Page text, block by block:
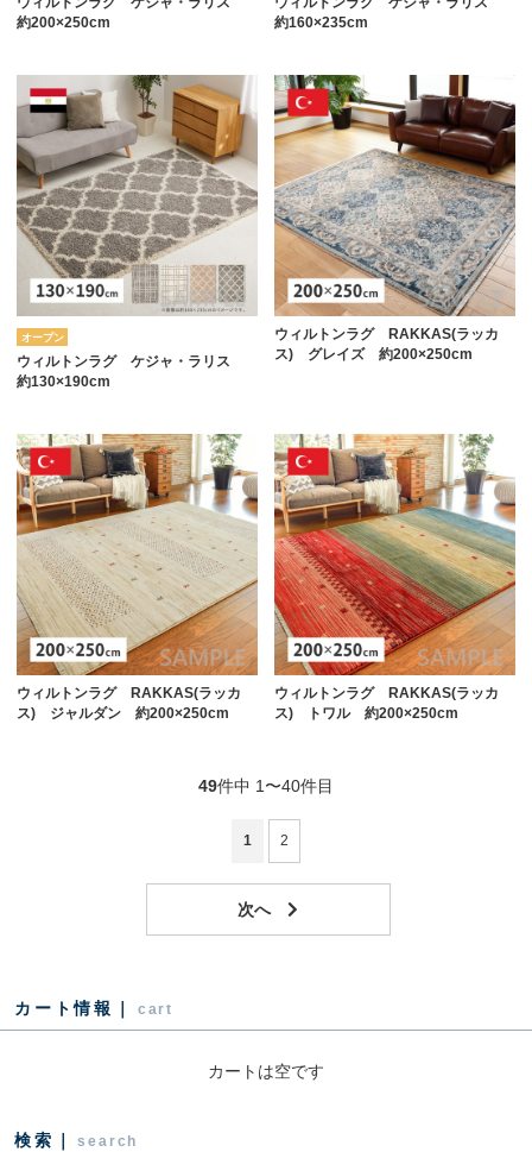
約200×250cm
約160×235cm
オープン
ウィルトンラグ ケジャ・ラリス
約130×190cm
ウィルトンラグ RAKKAS(ラッカ
ス) グレイズ 約200×250cm
ウィルトンラグ RAKKAS(ラッカ
ス) ジャルダン 約200×250cm
ウィルトンラグ RAKKAS(ラッカ
ス) トワル 約200×250cm
49件中 1〜40件目
1 2
カート情報｜ cart
カートは空です
検索｜ search